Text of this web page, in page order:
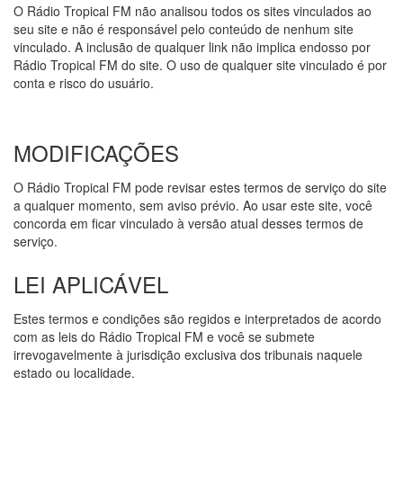
O Rádio Tropical FM não analisou todos os sites vinculados ao
seu site e não é responsável pelo conteúdo de nenhum site
vinculado. A inclusão de qualquer link não implica endosso por
Rádio Tropical FM do site. O uso de qualquer site vinculado é por
conta e risco do usuário.
MODIFICAÇÕES
O Rádio Tropical FM pode revisar estes termos de serviço do site
a qualquer momento, sem aviso prévio. Ao usar este site, você
concorda em ficar vinculado à versão atual desses termos de
serviço.
LEI APLICÁVEL
Estes termos e condições são regidos e interpretados de acordo
com as leis do Rádio Tropical FM e você se submete
irrevogavelmente à jurisdição exclusiva dos tribunais naquele
estado ou localidade.